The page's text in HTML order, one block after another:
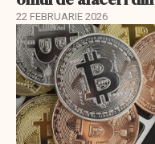
22 FEBRUARIE 2026